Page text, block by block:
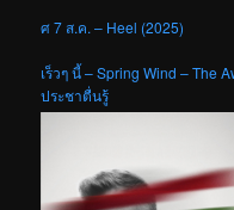
ศ 7 ส.ค. – Heel (2025)
เร็วๆ นี้ – Spring Wind – The
ประชาตื่นรู้